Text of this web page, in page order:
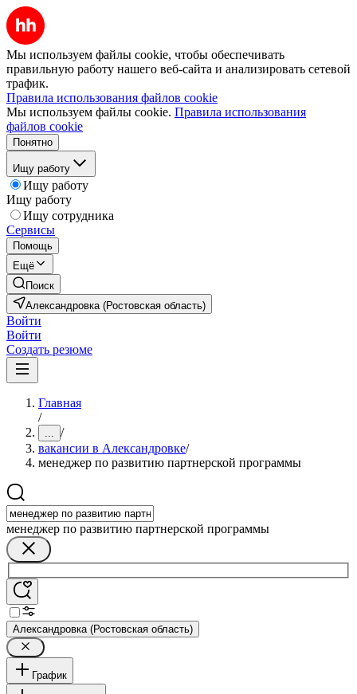
Мы используем файлы cookie, чтобы обеспечивать
правильную работу нашего веб-сайта и анализировать сетевой
трафик.
Правила использования файлов cookie
Мы используем файлы cookie. Правила использования
файлов cookie
Понятно
Ищу работу
Ищу работу
Ищу работу
Ищу сотрудника
Сервисы
Помощь
Ещё
Поиск
Александровка (Ростовская область)
Войти
Войти
Создать резюме
Главная
/
... /
вакансии в Александровке/
менеджер по развитию партнерской программы
менеджер по развитию партнерской программы
Александровка (Ростовская область)
График